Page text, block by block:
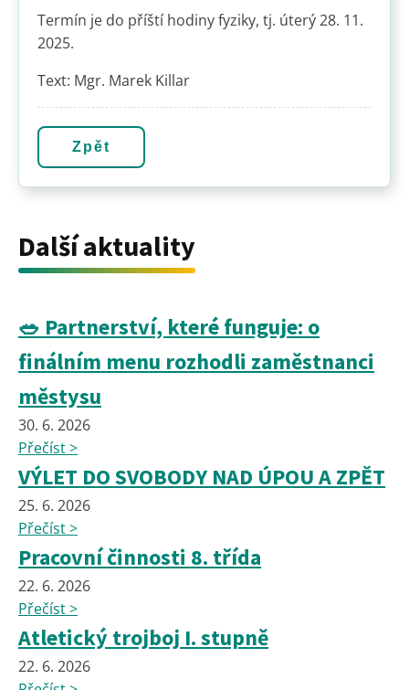
Termín je do příští hodiny fyziky, tj. úterý 28. 11.
2025.
Text: Mgr. Marek Killar
Zpět
Další aktuality
🥗 Partnerství, které funguje: o
finálním menu rozhodli zaměstnanci
městysu
30. 6. 2026
Přečíst >
VÝLET DO SVOBODY NAD ÚPOU A ZPĚT
25. 6. 2026
Přečíst >
Pracovní činnosti 8. třída
22. 6. 2026
Přečíst >
Atletický trojboj I. stupně
22. 6. 2026